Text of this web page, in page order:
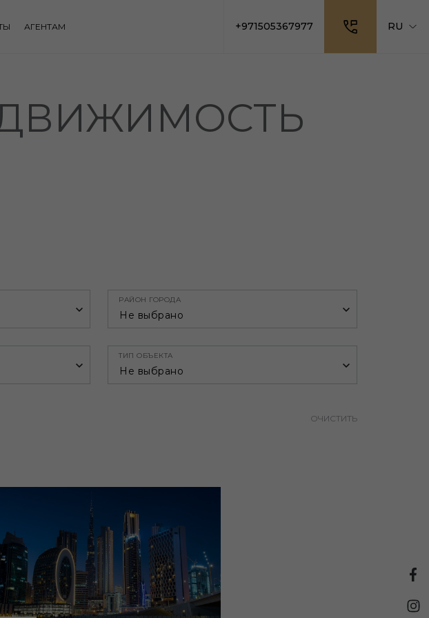
АГЕНТАМ +971505367977 RU
РАЙОН ГОРОДА
Не выбрано
ТИП ОБЪЕКТА
Не выбрано
ОЧИСТИТЬ